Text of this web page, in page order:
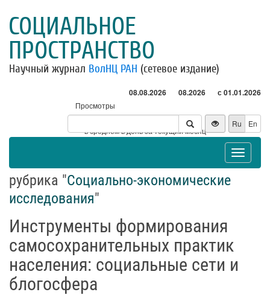
СОЦИАЛЬНОЕ
ПРОСТРАНСТВО
Научный журнал ВолНЦ РАН (сетевое издание)
08.08.2026 08.2026 с 01.01.2026
Просмотры
Посетители
* - в среднем в день за текущий месяц
Ru En
Toggle
рубрика "Социально-экономические
исследования"
Инструменты формирования
самосохранительных практик
населения: социальные сети и
блогосфера